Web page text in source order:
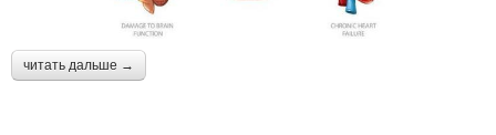
читать дальше →